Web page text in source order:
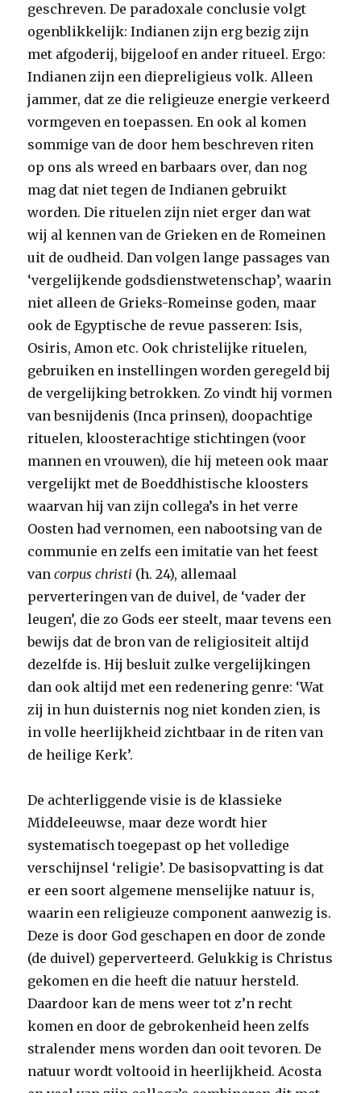
geschreven. De paradoxale conclusie volgt
ogenblikkelijk: Indianen zijn erg bezig zijn
met afgoderij, bijgeloof en ander ritueel. Ergo:
Indianen zijn een diepreligieus volk. Alleen
jammer, dat ze die religieuze energie verkeerd
vormgeven en toepassen. En ook al komen
sommige van de door hem beschreven riten
op ons als wreed en barbaars over, dan nog
mag dat niet tegen de Indianen gebruikt
worden. Die rituelen zijn niet erger dan wat
wij al kennen van de Grieken en de Romeinen
uit de oudheid. Dan volgen lange passages van
‘vergelijkende godsdienstwetenschap’, waarin
niet alleen de Grieks-Romeinse goden, maar
ook de Egyptische de revue passeren: Isis,
Osiris, Amon etc. Ook christelijke rituelen,
gebruiken en instellingen worden geregeld bij
de vergelijking betrokken. Zo vindt hij vormen
van besnijdenis (Inca prinsen), doopachtige
rituelen, kloosterachtige stichtingen (voor
mannen en vrouwen), die hij meteen ook maar
vergelijkt met de Boeddhistische kloosters
waarvan hij van zijn collega’s in het verre
Oosten had vernomen, een nabootsing van de
communie en zelfs een imitatie van het feest
vancorpus christi (h. 24), allemaal
perverteringen van de duivel, de ‘vader der
leugen’, die zo Gods eer steelt, maar tevens een
bewijs dat de bron van de religiositeit altijd
dezelfde is. Hij besluit zulke vergelijkingen
dan ook altijd met een redenering genre: ‘Wat
zij in hun duisternis nog niet konden zien, is
in volle heerlijkheid zichtbaar in de riten van
de heilige Kerk’.
De achterliggende visie is de klassieke
Middeleeuwse, maar deze wordt hier
systematisch toegepast op het volledige
verschijnsel ‘religie’. De basisopvatting is dat
er een soort algemene menselijke natuur is,
waarin een religieuze component aanwezig is.
Deze is door God geschapen en door de zonde
(de duivel) geperverteerd. Gelukkig is Christus
gekomen en die heeft die natuur hersteld.
Daardoor kan de mens weer tot z’n recht
komen en door de gebrokenheid heen zelfs
stralender mens worden dan ooit tevoren. De
natuur wordt voltooid in heerlijkheid. Acosta